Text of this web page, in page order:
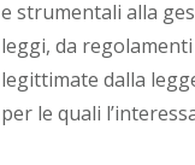
e strumentali alla
leggi, da
legittimate dalla
per le quali